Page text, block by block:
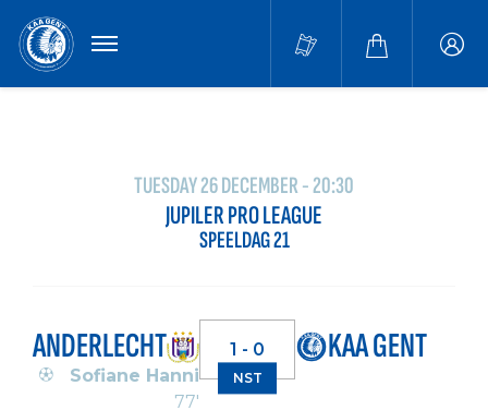
MENU
TUESDAY 26 DECEMBER - 20:30
JUPILER PRO LEAGUE
SPEELDAG 21
ANDERLECHT
Sofiane Hanni
77'
1 - 0
NST
KAA GENT